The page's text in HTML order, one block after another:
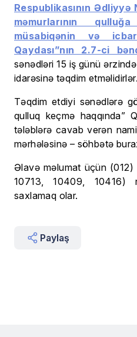
Respublikasının
məmurlarının
müsabiqənin və
Qaydası”nın 2.7-ci
sənədləri 15 iş günü
idarəsinə təqdim etməlidirlər.
Təqdim etdiyi sənədlərə
qulluq keçmə haqqında”
tələblərə cavab verən
mərhələsinə – söhbətə
Əlavə məlumat üçün
10713, 10409, 10416)
saxlamaq olar.
Paylaş